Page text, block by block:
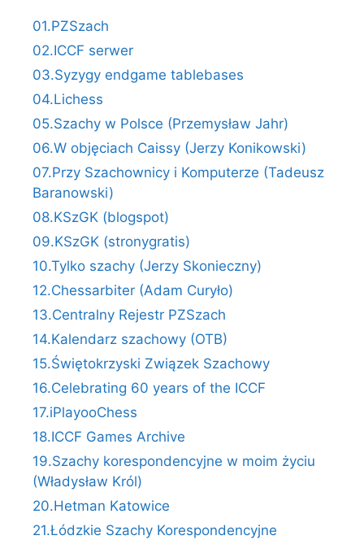
01.PZSzach
02.ICCF serwer
03.Syzygy endgame tablebases
04.Lichess
05.Szachy w Polsce (Przemysław Jahr)
06.W objęciach Caissy (Jerzy Konikowski)
07.Przy Szachownicy i Komputerze (Tadeusz
Baranowski)
08.KSzGK (blogspot)
09.KSzGK (stronygratis)
10.Tylko szachy (Jerzy Skonieczny)
12.Chessarbiter (Adam Curyło)
13.Centralny Rejestr PZSzach
14.Kalendarz szachowy (OTB)
15.Świętokrzyski Związek Szachowy
16.Celebrating 60 years of the ICCF
17.iPlayooChess
18.ICCF Games Archive
19.Szachy korespondencyjne w moim życiu
(Władysław Król)
20.Hetman Katowice
21.Łódzkie Szachy Korespondencyjne